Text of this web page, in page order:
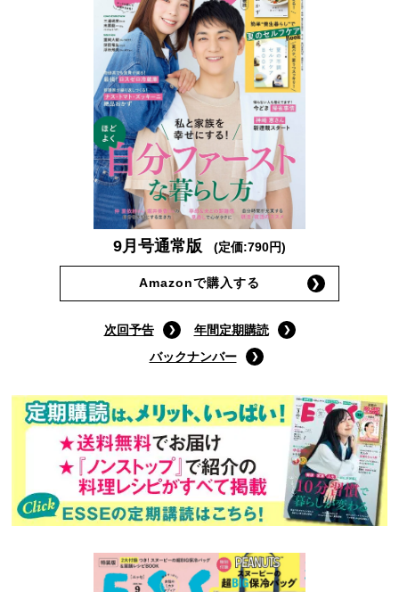
9月号通常版 (定価:790円)
Amazonで購入する
次回予告
年間定期購読
バックナンバー